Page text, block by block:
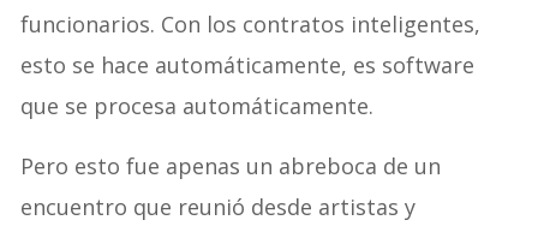
funcionarios. Con los contratos inteligentes,
esto se hace automáticamente, es software
que se procesa automáticamente.
Pero esto fue apenas un abreboca de un
encuentro que reunió desde artistas y